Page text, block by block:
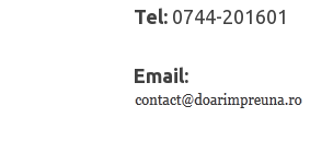
Tel: 0744-201601
Email: